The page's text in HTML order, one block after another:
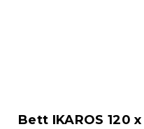
Bett IKAROS 120